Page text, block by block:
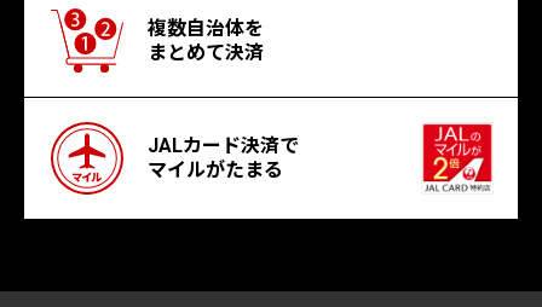
複数自治体を
まとめて決済
JALカード決済で
マイルがたまる